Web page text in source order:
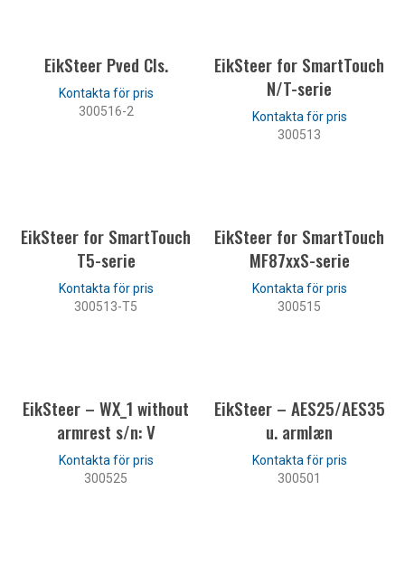
EikSteer Pved Cls.
300516-2
EikSteer for SmartTouch
N/T-serie
300513
EikSteer for SmartTouch
T5-serie
300513-T5
EikSteer for SmartTouch
MF87xxS-serie
300515
EikSteer – WX_1 without
armrest s/n: V
300525
EikSteer – AES25/AES35
u. armlæn
300501